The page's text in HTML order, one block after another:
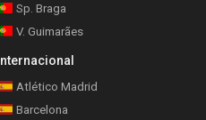
Sp. Braga
V. Guimarães
Internacional
Atlético Madrid
Barcelona